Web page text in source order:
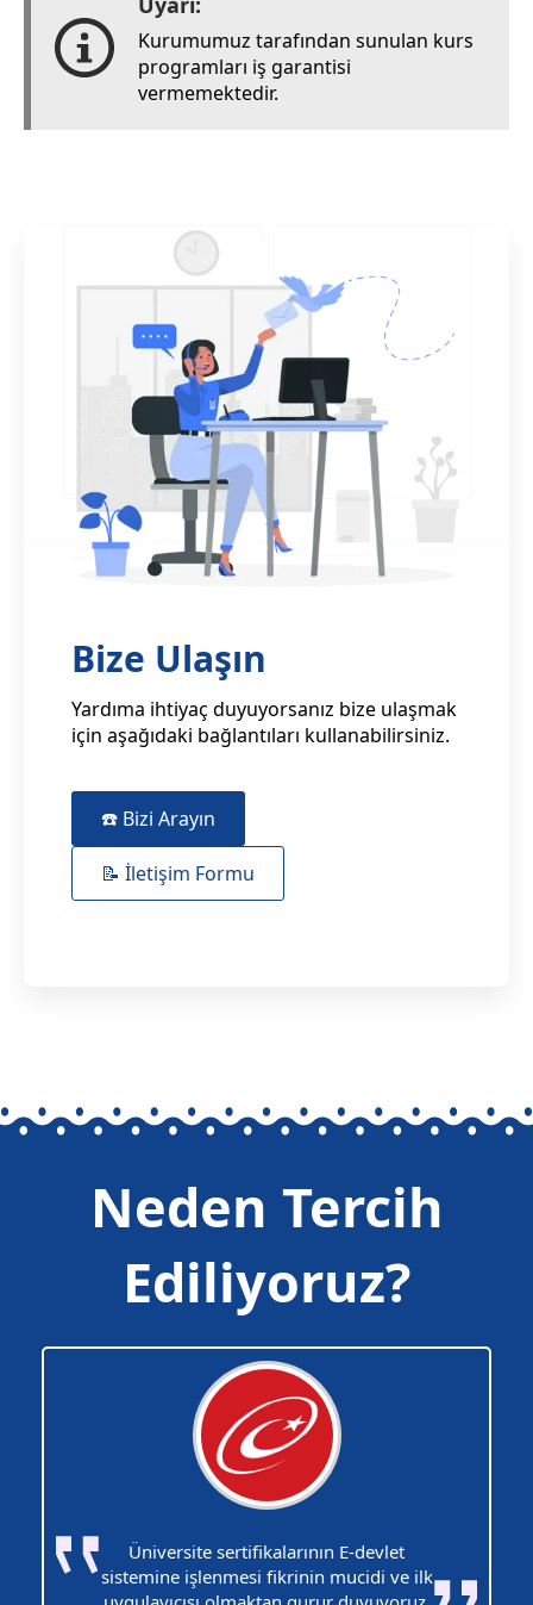
Kurumumuz tarafından sunulan kurs
programları iş garantisi
vermemektedir.
Bize Ulaşın
Yardıma ihtiyaç duyuyorsanız bize ulaşmak
için aşağıdaki bağlantıları kullanabilirsiniz.
☎️ Bizi Arayın
📝 İletişim Formu
Neden Tercih
Ediliyoruz?
Üniversite sertifikalarının E-devlet
sistemine işlenmesi fikrinin mucidi ve ilk